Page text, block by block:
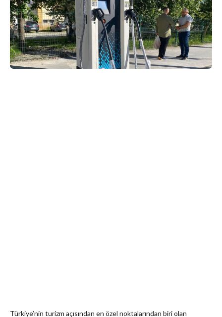
Türkiye’nin turizm açısından en özel noktalarından biri olan